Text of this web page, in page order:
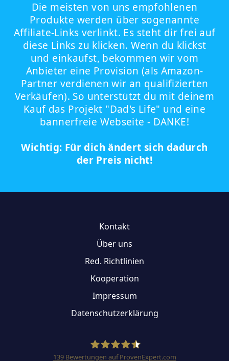
Die meisten von uns empfohlenen
Produkte werden über sogenannte
Affiliate-Links verlinkt. Es steht dir frei auf
diese Links zu klicken. Wenn du klickst
und einkaufst, bekommen wir vom
Anbieter eine Provision (als Amazon-
Partner verdienen wir an qualifizierten
Verkäufen). So unterstützt du mit deinem
Kauf das Projekt "Dad's Life" und eine
bannerfreie Webseite - DANKE!
Wichtig: Für dich ändert sich dadurch
der Preis nicht!
Kontakt
Über uns
Red. Richtlinien
Kooperation
Impressum
Datenschutzerklärung
139Bewertungen auf ProvenExpert.com